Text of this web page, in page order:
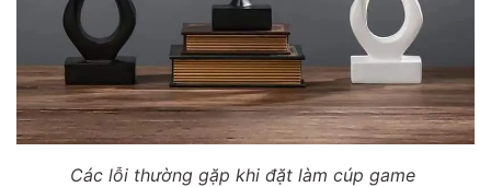
Các lỗi thường gặp khi đặt làm cúp game